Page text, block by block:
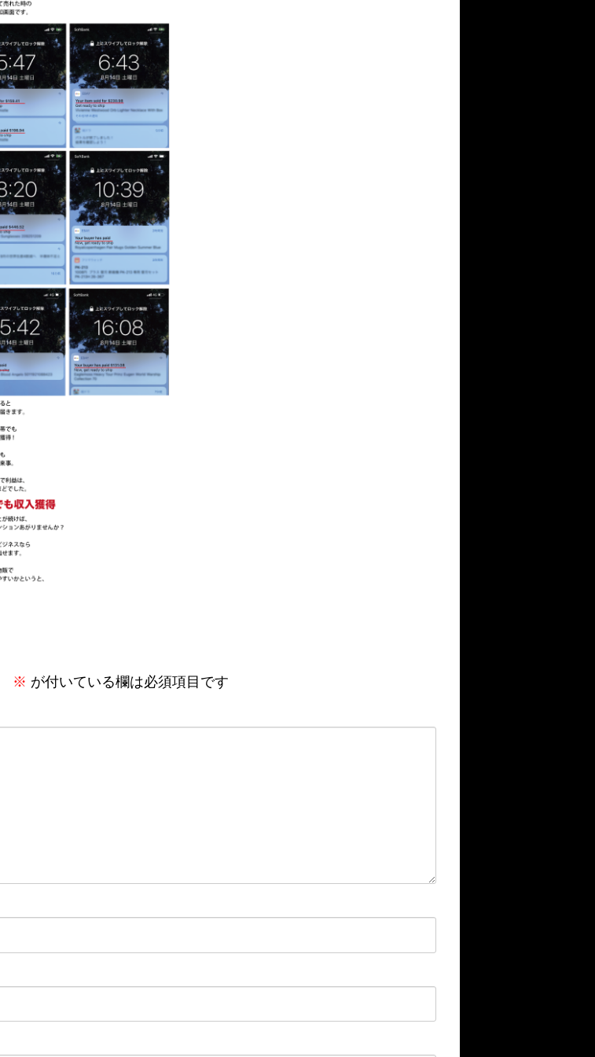
※ が付いている欄は必須項目です